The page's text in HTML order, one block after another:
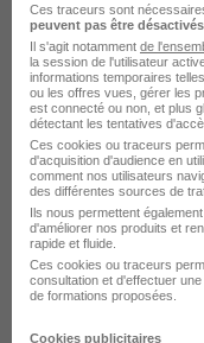
Voir l’offre
Paysagiste
Slash Intérim
Les Ponts-de-Cé -
Ces traceurs sont
peuvent pas être désactivés
Il s'agit notamment de
la session de l'utilisateur
informations temporaires
ou les offres vues, gérer les
est connecté ou non, et plus
détectant les tentatives
Ces cookies ou traceurs
d'acquisition d'audience en
comment nos utilisateurs
des différentes sources de
Ils nous permettent
d'améliorer nos produits et
rapide et fluide.
Ces cookies ou traceurs
consultation et d'effectuer
de formations proposées.
Cookies publicitaires